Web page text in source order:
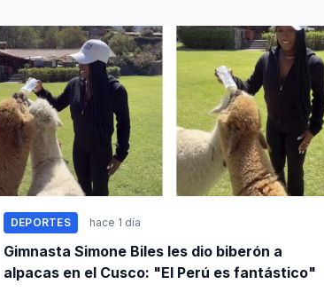
DEPORTES hace 1 día
Gimnasta Simone Biles les dio biberón a
alpacas en el Cusco: "El Perú es fantástico"